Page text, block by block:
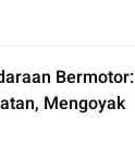
Bermotor:
Mengoyak